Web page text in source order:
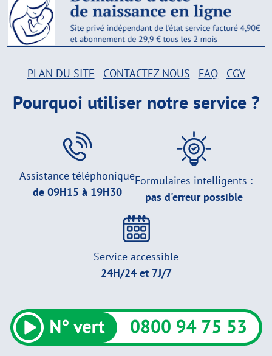
PLAN DU SITE - CONTACTEZ-NOUS - FAQ- CGV
Pourquoi utiliser notre service ?
Assistance téléphonique
de 09H15 à 19H30
Formulaires intelligents :
pas d'erreur possible
Service accessible
24H/24 et 7J/7